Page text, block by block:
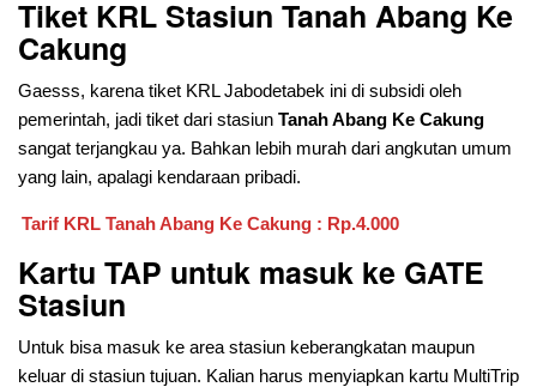
Tiket KRL Stasiun Tanah Abang Ke
Cakung
Gaesss, karena tiket KRL Jabodetabek ini di subsidi oleh
pemerintah, jadi tiket dari stasiun Tanah Abang Ke Cakung
sangat terjangkau ya. Bahkan lebih murah dari angkutan umum
yang lain, apalagi kendaraan pribadi.
Tarif KRL Tanah Abang Ke Cakung : Rp.4.000
Kartu TAP untuk masuk ke GATE
Stasiun
Untuk bisa masuk ke area stasiun keberangkatan maupun
keluar di stasiun tujuan. Kalian harus menyiapkan kartu MultiTrip